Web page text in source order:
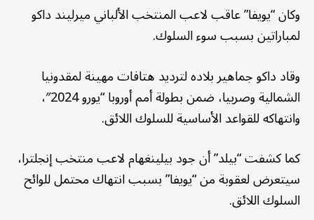
وكان “يويفا” عاقب لاعب المنتخب الألباني ميرليند داكو
لمباراتين بسبب سوء السلوك.
وقاد داكو جماهير بلاده لترديد هتافات مهينة لمقدونيا
الشمالية وصربيا، ضمن بطولة أمم أوروبا “يورو 2024″،
وانتهاكه للقواعد الأساسية للسلوك اللائق.
كما كشفت “بيلد” أن جود بيلينغهام لاعب منتخب إنجلترا،
سيتعرض لعقوبة من “يويفا” بسبب انتهاك محتمل للوائح
السلوك اللائق.